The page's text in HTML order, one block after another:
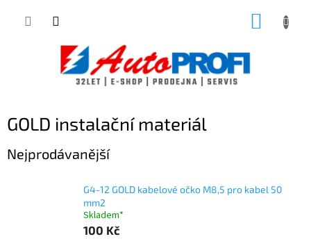
GOLD instalační materiál
Nejprodávanější
G4-12 GOLD kabelové očko M8,5 pro kabel 50
mm2
Skladem*
100 Kč